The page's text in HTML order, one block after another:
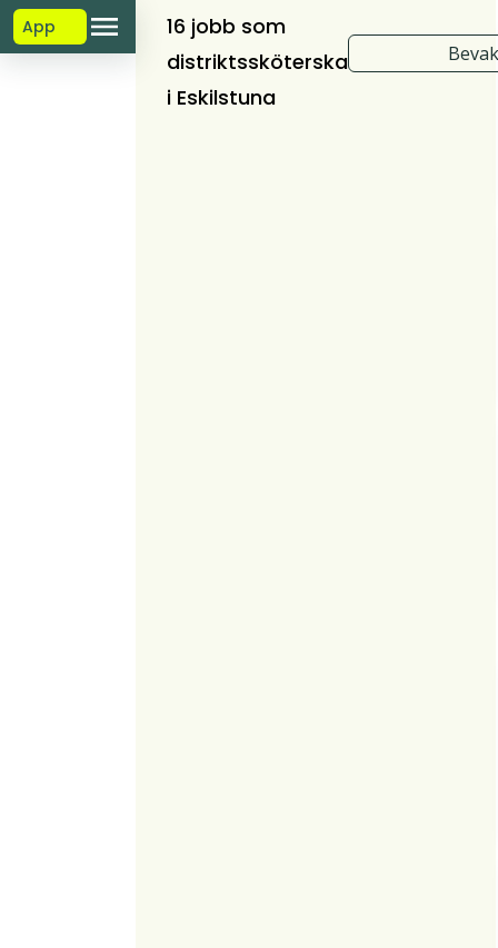
App
16 jobb som
distriktssköterska
i Eskilstuna